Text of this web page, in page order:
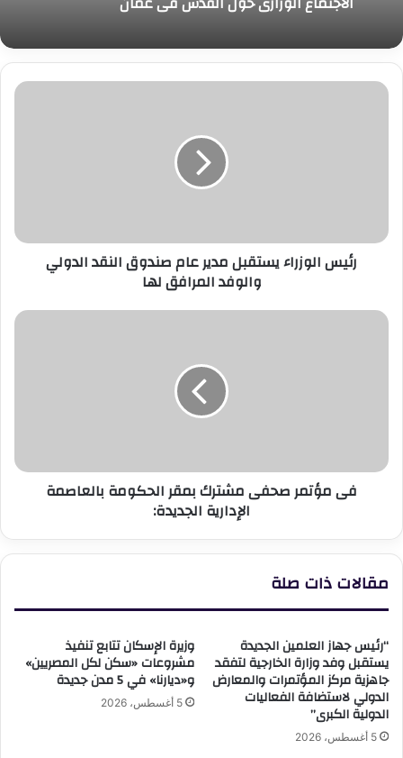
رئيس
والوفد
المرافقرئيس الوزراء يستقبل مدير عام صندوق النقد الدولي
والوفد المرافق لها
فى
الجديدة:
فى مؤتمر صحفى مشترك بمقر الحكومة بالعاصمة
الإدارية الجديدة:
مقالات ذات صلة
“رئيس جهاز العلمين الجديدة
يستقبل وفد وزارة الخارجية لتفقد
جاهزية مركز المؤتمرات والمعارض
الدولي لاستضافة الفعاليات
الدولية الكبرى”
5 أغسطس، 2026
وزيرة الإسكان تتابع تنفيذ
مشروعات «سكن لكل المصريين»
و«ديارنا» في 5 مدن جديدة
5 أغسطس، 2026